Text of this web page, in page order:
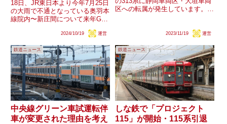
18日、JR東日本より今年7月25日
の大雨で不通となっている奥羽本
線院内〜新庄間について来年GW
再開をすることが発表されまし
た。非電化後の使用車両はGV-
E400系を中心に一部キハ110系と
されています。奥羽...
2024/10/19 運営
区への転属が発生しています。今
廃車はどう進行していくのでしょ
2023/11/19 運営
鉄道ニュース
中央線グリーン車試運転伴
車が変更された理由を考え
鉄道ニュース
しな鉄で「プロジェクト
115」が開始・115系引退